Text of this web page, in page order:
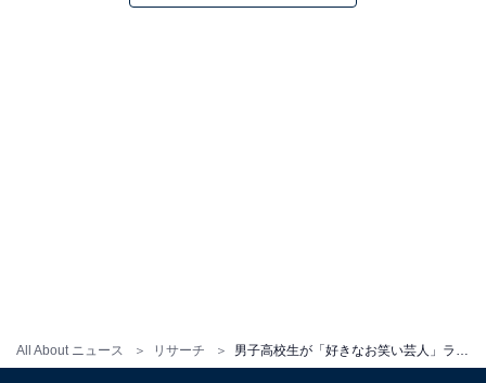
All About ニュース リサーチ 男子高校生が「好きなお笑い芸人」ランキング！ 1位は「陣内智則」、2位は？